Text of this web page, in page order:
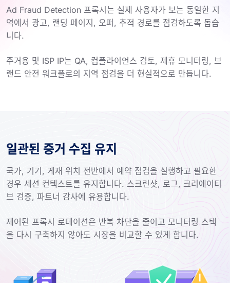
Ad Fraud Detection 프록시는 실제 사용자가 보는 동일한 지
역에서 광고, 랜딩 페이지, 오퍼, 추적 경로를 점검하도록 돕습
니다.
주거용 및 ISP IP는 QA, 컴플라이언스 검토, 제휴 모니터링, 브
랜드 안전 워크플로의 지역 점검을 더 현실적으로 만듭니다.
일관된 증거 수집 유지
국가, 기기, 게재 위치 전반에서 예약 점검을 실행하고 필요한
경우 세션 컨텍스트를 유지합니다. 스크린샷, 로그, 크리에이티
브 검증, 파트너 감사에 유용합니다.
제어된 프록시 로테이션은 반복 차단을 줄이고 모니터링 스택
을 다시 구축하지 않아도 시장을 비교할 수 있게 합니다.